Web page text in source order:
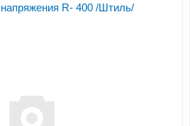
R- 400 /Штиль/